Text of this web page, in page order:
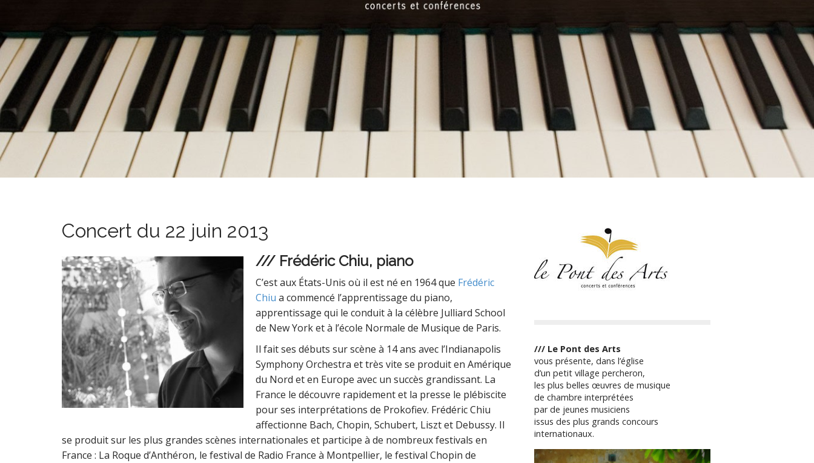
Concert du 22 juin 2013
/// Frédéric Chiu, piano
C’est aux États-Unis où il est né en 1964 que Frédéric
Chiu a commencé l’apprentissage du piano,
apprentissage qui le conduit à la célèbre Julliard School
de New York et à l’école Normale de Musique de Paris.
Il fait ses débuts sur scène à 14 ans avec l’Indianapolis
Symphony Orchestra et très vite se produit en Amérique
du Nord et en Europe avec un succès grandissant. La
France le découvre rapidement et la presse le plébiscite
pour ses interprétations de Prokofiev. Frédéric Chiu
affectionne Bach, Chopin, Schubert, Liszt et Debussy. Il
se produit sur les plus grandes scènes internationales et participe à de nombreux festivals en
France : La Roque d’Anthéron, le festival de Radio France à Montpellier, le festival Chopin de
/// Le Pont des Arts
vous présente, dans l’église
d’un petit village percheron,
les plus belles œuvres de musique
de chambre interprétées
par de jeunes musiciens
issus des plus grands concours
internationaux.